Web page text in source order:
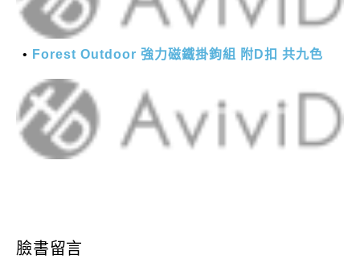
Forest Outdoor 強力磁鐵掛鉤組 附D扣 共九色
臉書留言